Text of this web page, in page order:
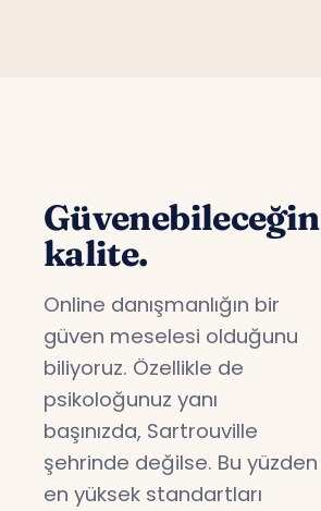
Güvenebileceğin
kalite.
Online danışmanlığın bir
güven meselesi olduğunu
biliyoruz. Özellikle de
psikoloğunuz yanı
başınızda, Sartrouville
şehrinde değilse. Bu yüzden
en yüksek standartları